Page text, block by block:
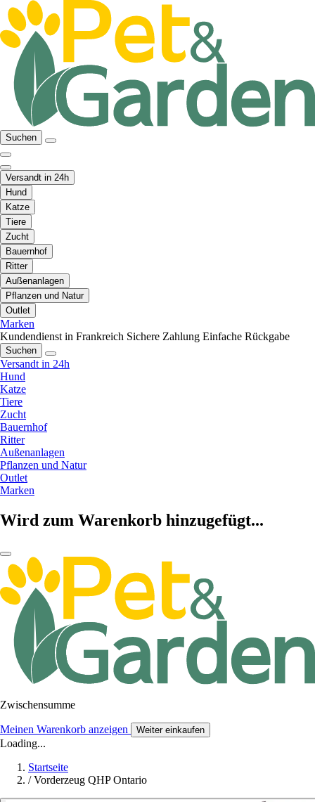
Suchen
Versandt in 24h
Hund
Katze
Tiere
Zucht
Bauernhof
Ritter
Außenanlagen
Pflanzen und Natur
Outlet
Marken
Kundendienst in Frankreich Sichere Zahlung Einfache Rückgabe
Suchen
Versandt in 24h
Hund
Katze
Tiere
Zucht
Bauernhof
Ritter
Außenanlagen
Pflanzen und Natur
Outlet
Marken
Wird zum Warenkorb hinzugefügt...
Zwischensumme
Meinen Warenkorb anzeigen Weiter einkaufen
Loading...
Startseite
/ Vorderzeug QHP Ontario